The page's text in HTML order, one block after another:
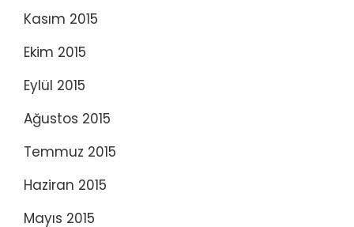
Kasım 2015
Ekim 2015
Eylül 2015
Ağustos 2015
Temmuz 2015
Haziran 2015
Mayıs 2015